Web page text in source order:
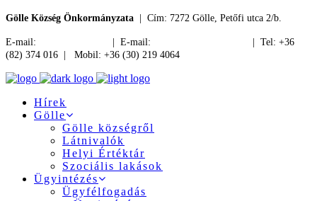
Gölle Község Önkormányzata | Cím: 7272 Gölle, Petőfi utca 2/b.
E-mail: | E-mail:
| Tel: +36
(82) 374 016 | Mobil: +36 (30) 219 4064
Hírek
Gölle
Gölle községről
Látnivalók
Helyi Értéktár
Szociális lakások
Ügyintézés
Ügyfélfogadás